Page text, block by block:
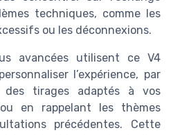
techniques, comme les
ou les déconnexions.
avancées utilisent ce V4
l’expérience, par
des tirages adaptés à vos
en rappelant les thèmes
précédentes. Cette